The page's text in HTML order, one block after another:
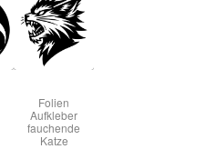
Folien
Aufkleber
fauchende
Katze